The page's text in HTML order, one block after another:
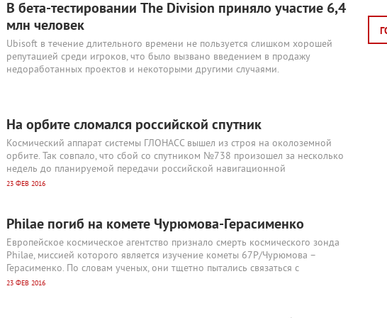
В бета-тестировании The Division приняло участие 6,4
млн человек
Ubisoft в течение длительного времени не пользуется слишком хорошей
репутацией среди игроков, что было вызвано введением в продажу
недоработанных проектов и некоторыми другими случаями.
На орбите сломался российской спутник
Космический аппарат системы ГЛОНАСС вышел из строя на околоземной
орбите. Так совпало, что сбой со спутником №738 произошел за несколько
недель до планируемой передачи российской навигационной
23 ФЕВ 2016
Philae погиб на комете Чурюмова-Герасименко
Европейское космическое агентство признало смерть космического зонда
Philae, миссией которого является изучение кометы 67Р/Чурюмова –
Герасименко. По словам ученых, они тщетно пытались связаться с
23 ФЕВ 2016